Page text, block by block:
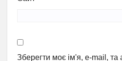
Зберегти моє ім'я, e-mail, та